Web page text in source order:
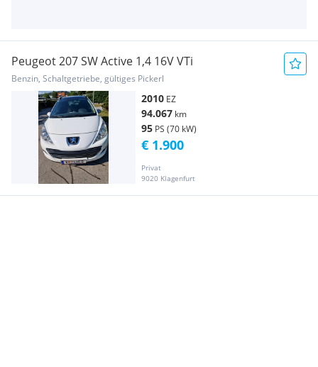
Peugeot 207 SW Active 1,4 16V VTi
Benzin, Schaltgetriebe, gültiges Pickerl
2010 EZ
94.067 km
95 PS (70 kW)
Privat
9020 Klagenfurt
€ 1.900